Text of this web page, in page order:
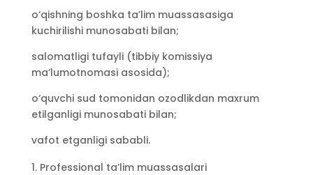
o‘qishning boshka ta’lim muassasasiga
kuchirilishi munosabati bilan;
salomatligi tufayli (tibbiy komissiya
ma’lumotnomasi asosida);
o‘quvchi sud tomonidan ozodlikdan maxrum
etilganligi munosabati bilan;
vafot etganligi sababli.
Professional ta’lim muassasalari